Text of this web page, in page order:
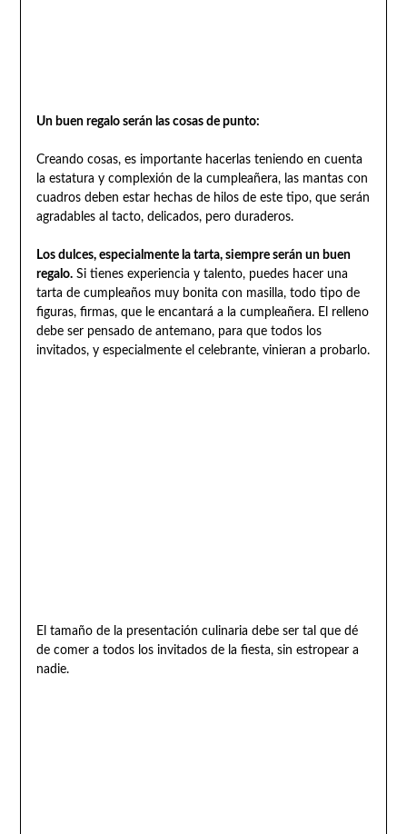
Un buen regalo serán las cosas de punto:
Creando cosas, es importante hacerlas teniendo en cuenta
la estatura y complexión de la cumpleañera, las mantas con
cuadros deben estar hechas de hilos de este tipo, que serán
agradables al tacto, delicados, pero duraderos.
Los dulces, especialmente la tarta, siempre serán un buen
regalo.Si tienes experiencia y talento, puedes hacer una
tarta de cumpleaños muy bonita con masilla, todo tipo de
figuras, firmas, que le encantará a la cumpleañera. El relleno
debe ser pensado de antemano, para que todos los
invitados, y especialmente el celebrante, vinieran a probarlo.
El tamaño de la presentación culinaria debe ser tal que dé
de comer a todos los invitados de la fiesta, sin estropear a
nadie.